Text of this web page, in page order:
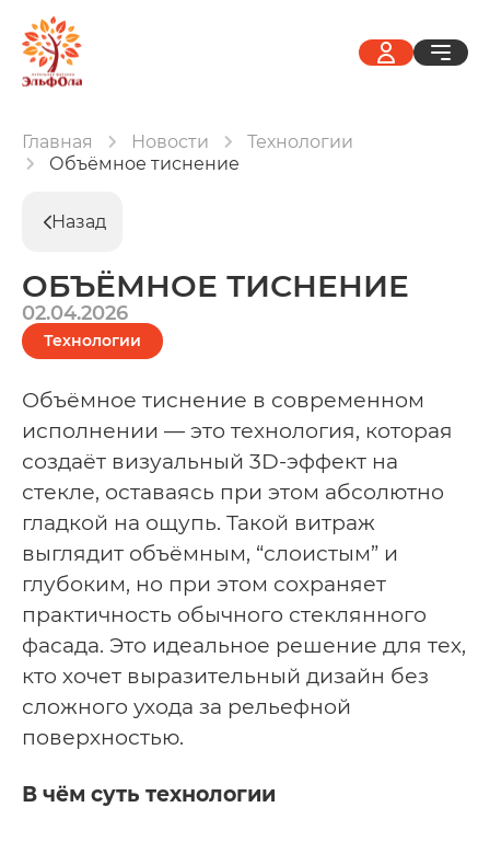
Главная Новости
Технологии
Объёмное тиснение
Назад
ОБЪЁМНОЕ ТИСНЕНИЕ
02.04.2026
Технологии
Объёмное тиснение в современном
исполнении — это технология, которая
создаёт визуальный 3D-эффект на
стекле, оставаясь при этом абсолютно
гладкой на ощупь. Такой витраж
выглядит объёмным, “слоистым” и
глубоким, но при этом сохраняет
практичность обычного стеклянного
фасада. Это идеальное решение для тех,
кто хочет выразительный дизайн без
сложного ухода за рельефной
поверхностью.
В чём суть технологии